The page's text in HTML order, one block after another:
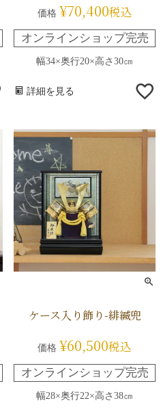
価格 ¥70,400税込
オンラインショップ完売
幅34×奥行20×高さ30㎝
詳細を見る
ケース入り飾り-緋縅兜
価格 ¥60,500税込
オンラインショップ完売
幅28×奥行22×高さ38㎝